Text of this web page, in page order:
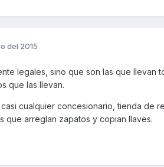
del 2015
legales, sino que son las que llevan
que las llevan.
cualquier concesionario, tienda de
que arreglan zapatos y copian llaves.